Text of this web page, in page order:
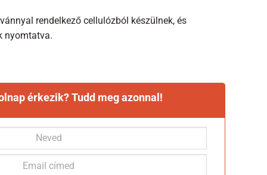
rendelkező cellulózból készülnek, és
nyomtatva.
érkezik? Tudd meg azonnal!